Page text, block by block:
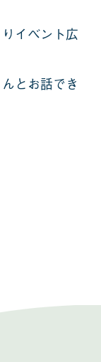
イベント広
とお話でき